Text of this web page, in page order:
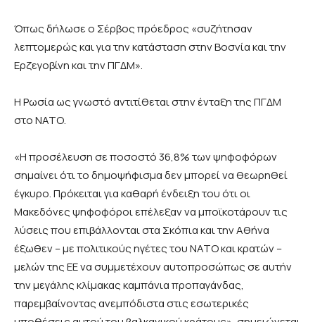
Όπως δήλωσε ο Σέρβος πρόεδρος «συζήτησαν
λεπτομερώς και για την κατάσταση στην Βοσνία και την
Ερζεγοβίνη και την ΠΓΔΜ».
Η Ρωσία ως γνωστό αντιτίθεται στην ένταξη της ΠΓΔΜ
στο ΝΑΤΟ.
«Η προσέλευση σε ποσοστό 36,8% των ψηφοφόρων
σημαίνει ότι το δημοψήφισμα δεν μπορεί να θεωρηθεί
έγκυρο. Πρόκειται για καθαρή ένδειξη του ότι οι
Μακεδόνες ψηφοφόροι επέλεξαν να μποϊκοτάρουν τις
λύσεις που επιβάλλονται στα Σκόπια και την Αθήνα
έξωθεν – με πολιτικούς ηγέτες του ΝΑΤΟ και κρατών –
μελών τηςEEνα συμμετέχουν αυτοπροσώπως σε αυτήν
την μεγάλης κλίμακας καμπάνια προπαγάνδας,
παρεμβαίνοντας ανεμπόδιστα στις εσωτερικές